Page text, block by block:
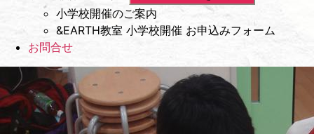
小学校開催のご案内
&EARTH教室 小学校開催 お申込みフォーム
お問合せ